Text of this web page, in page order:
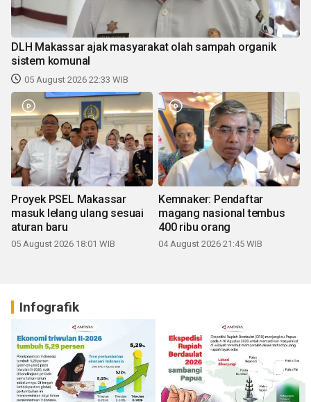
DLH Makassar ajak masyarakat olah sampah organik
sistem komunal
05 August 2026 22:33 WIB
Proyek PSEL Makassar
masuk lelang ulang sesuai
aturan baru
05 August 2026 18:01 WIB
Kemnaker: Pendaftar
magang nasional tembus
400 ribu orang
04 August 2026 21:45 WIB
Infografik